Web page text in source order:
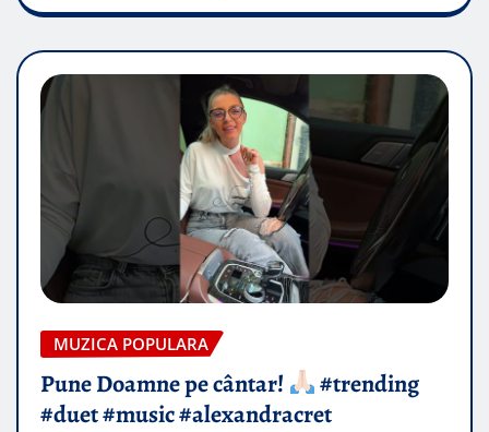
MUZICA POPULARA
Pune Doamne pe cântar!
#trending
#duet #music #alexandracret